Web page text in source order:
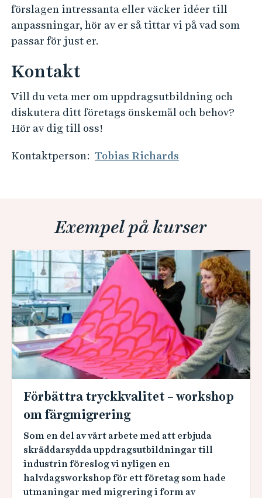
förslagen intressanta eller väcker idéer till
anpassningar, hör av er så tittar vi på vad som
passar för just er.
Kontakt
Vill du veta mer om uppdragsutbildning och
diskutera ditt företags önskemål och behov?
Hör av dig till oss!
Kontaktperson: Tobias Richards
Exempel på kurser
Förbättra tryckkvalitet – workshop
om färgmigrering
Som en del av vårt arbete med att erbjuda
skräddarsydda uppdragsutbildningar till
industrin föreslog vi nyligen en
halvdagsworkshop för ett företag som hade
utmaningar med migrering i form av